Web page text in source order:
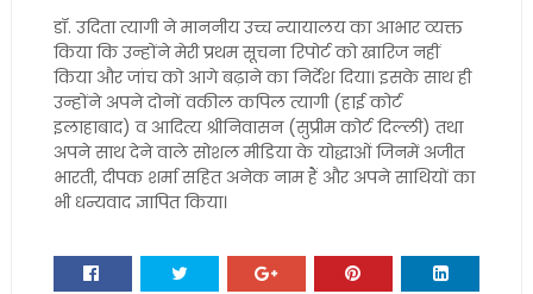
डॉ. उदिता त्यागी ने माननीय उच्च न्यायालय का आभार व्यक्त
किया कि उन्होंने मेरी प्रथम सूचना रिपोर्ट को खारिज नहीं
किया और जांच को आगे बढ़ाने का निर्देश दिया। इसके साथ ही
उन्होंने अपने दोनों वकील कपिल त्यागी (हाई कोर्ट
इलाहाबाद) व आदित्य श्रीनिवासन (सुप्रीम कोर्ट दिल्ली) तथा
अपने साथ देने वाले सोशल मीडिया के योद्धाओं जिनमें अजीत
भारती, दीपक शर्मा सहित अनेक नाम हैं और अपने साथियों का
भी धन्यवाद ज्ञापित किया।